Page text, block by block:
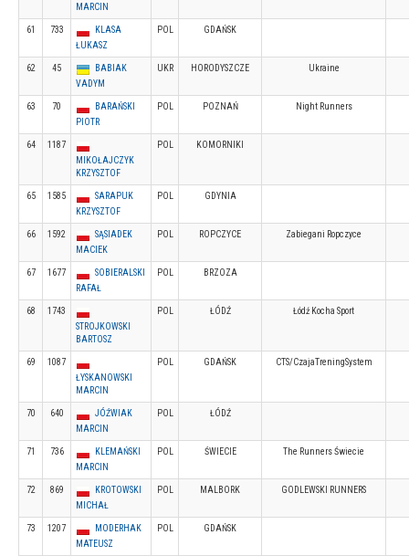
MARCIN
61 733
KLASA
ŁUKASZ
POL GDAŃSK
62 45
BABIAK
VADYM
UKR HORODYSZCZE Ukraine
63 70
BARAŃSKI
PIOTR
POL POZNAŃ Night Runners
64
1187
MIKOŁAJCZYK
KRZYSZTOF
POL KOMORNIKI
65 1585
SARAPUK
KRZYSZTOF
POL GDYNIA
66 1592
SĄSIADEK
MACIEK
POL ROPCZYCE Zabiegani Ropczyce
67 1677
SOBIERALSKI
RAFAŁ
POL BRZOZA
68
1743
STROJKOWSKI
BARTOSZ
POL ŁÓDŹ Łódź Kocha Sport
69
1087
ŁYSKANOWSKI
MARCIN
POL GDAŃSK CTS/CzajaTreningSystem
70 640
JÓŹWIAK
MARCIN
POL ŁÓDŹ
71 736
KLEMAŃSKI
MARCIN
POL ŚWIECIE The Runners Świecie
72 869
KROTOWSKI
MICHAŁ
POL MALBORK GODLEWSKI RUNNERS
73 1207
MODERHAK
MATEUSZ
POL GDAŃSK